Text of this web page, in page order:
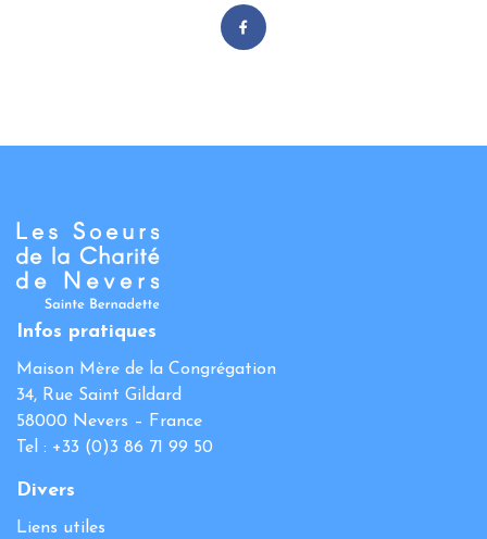
Infos pratiques
Maison Mère de la Congrégation
34, Rue Saint Gildard
58000 Nevers – France
Tel : +33 (0)3 86 71 99 50
Divers
Liens utiles